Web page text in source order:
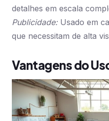
detalhes em escala
Publicidade:Usado em
que necessitam de alta
Vantagens do